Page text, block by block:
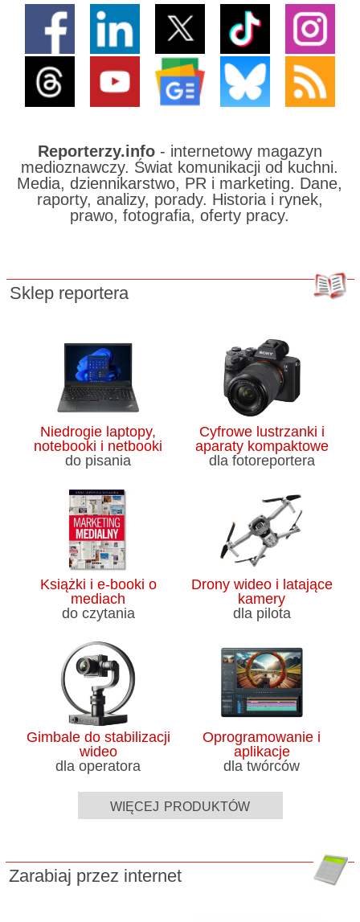
Reporterzy.info- internetowy magazyn
medioznawczy. Świat komunikacji od kuchni.
Media, dziennikarstwo, PR i marketing. Dane,
raporty, analizy, porady. Historia i rynek,
prawo, fotografia, oferty pracy.
Sklep reportera
Niedrogie laptopy,
notebooki i netbooki
do pisania
Cyfrowe lustrzanki i
aparaty kompaktowe
dla fotoreportera
Książki i e-booki o
mediach
do czytania
Drony wideo i latające
kamery
dla pilota
Gimbale do stabilizacji
wideo
dla operatora
Oprogramowanie i
aplikacje
dla twórców
więcej produktów
Zarabiaj przez internet